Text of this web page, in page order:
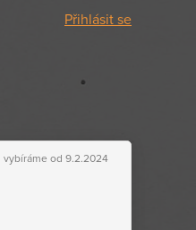
Přihlásit se
vybíráme od 9.2.2024